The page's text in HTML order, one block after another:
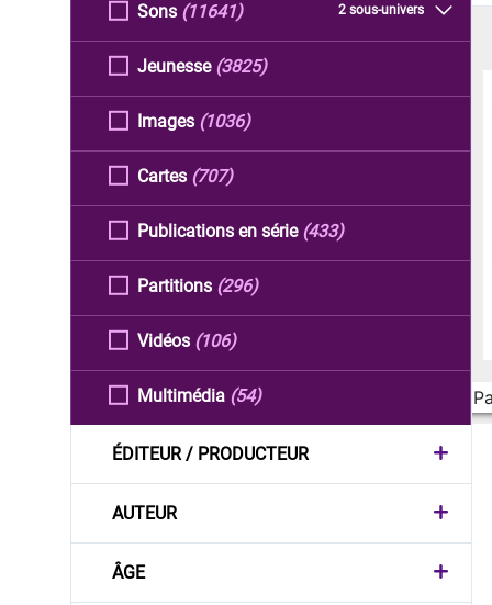
Sons 2 sous-univers
(11641)
Jeunesse (3825)
Images (1036)
Cartes (707)
Publications en série (433)
Partitions (296)
Vidéos (106)
Multimédia (54)
ÉDITEUR / PRODUCTEUR
AUTEUR
ÂGE